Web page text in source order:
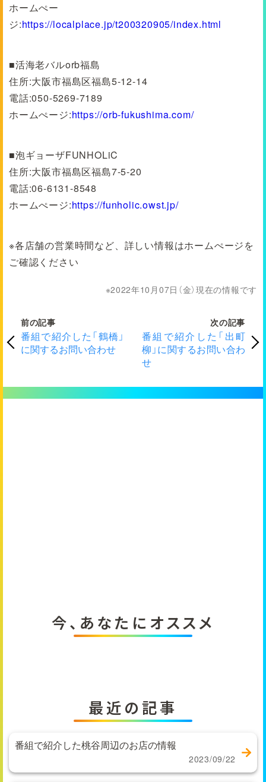
ホームぺー
ジ:https://localplace.jp/t200320905/index.html
■活海老バルorb福島
住所:大阪市福島区福島5-12-14
電話:050-5269-7189
ホームぺージ:https://orb-fukushima.com/
■泡ギョーザFUNHOLiC
住所:大阪市福島区福島7-5-20
電話:06-6131-8548
ホームぺージ:https://funholic.owst.jp/
※各店舗の営業時間など、詳しい情報はホームぺージを
ご確認ください
2022年10月07日（金）現在の情報です
前の記事
番組で紹介した「鶴橋」
に関するお問い合わせ
次の記事
番組で紹介した「出町
柳」に関するお問い合わ
せ
今、あなたにオススメ
最近の記事
番組で紹介した桃谷周辺のお店の情報
2023/09/22